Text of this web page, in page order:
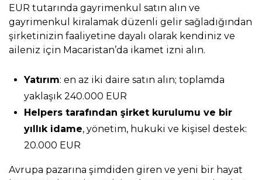
EUR tutarında gayrimenkul satın alın ve
gayrimenkul kiralamak düzenli gelir sağladığından
şirketinizin faaliyetine dayalı olarak kendiniz ve
aileniz için Macaristan’da ikamet izni alın.
Yatırım: en az iki daire satın alın; toplamda
yaklaşık 240.000 EUR
Helpers tarafından şirket kurulumu ve bir
yıllık idame, yönetim, hukuki ve kişisel destek:
20.000 EUR
Avrupa pazarına şimdiden giren ve yeni bir hayat